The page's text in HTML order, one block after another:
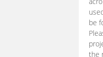
be
the